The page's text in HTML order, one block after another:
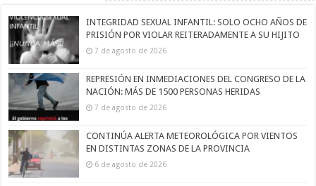
INTEGRIDAD SEXUAL INFANTIL: SOLO OCHO AÑOS DE
PRISIÓN POR VIOLAR REITERADAMENTE A SU HIJITO
7 de agosto de 2026
REPRESIÓN EN INMEDIACIONES DEL CONGRESO DE LA
NACIÓN: MÁS DE 1500 PERSONAS HERIDAS
7 de agosto de 2026
CONTINÚA ALERTA METEOROLÓGICA POR VIENTOS
EN DISTINTAS ZONAS DE LA PROVINCIA
6 de agosto de 2026